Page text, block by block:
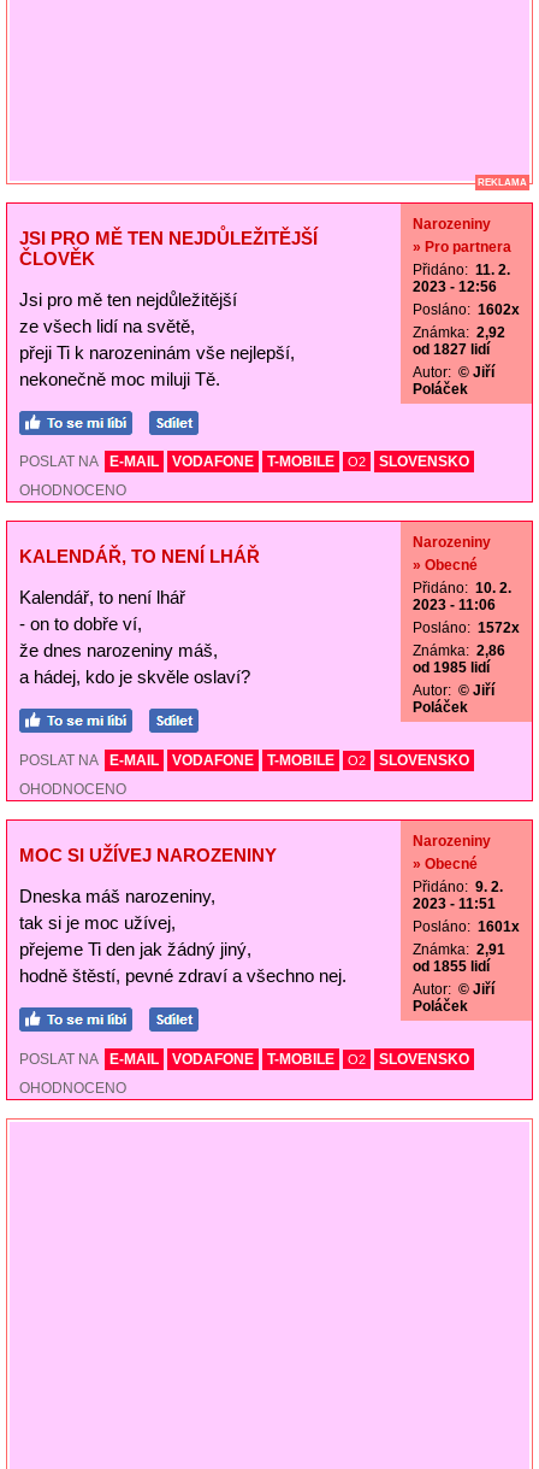
REKLAMA
JSI PRO MĚ TEN NEJDŮLEŽITĚJŠÍ
ČLOVĚK
Jsi pro mě ten nejdůležitější
ze všech lidí na světě,
přeji Ti k narozeninám vše nejlepší,
nekonečně moc miluji Tě.
Narozeniny
» Pro partnera
Přidáno: 11. 2.
2023 - 12:56
Posláno: 1602x
Známka: 2,92
od 1827 lidí
Autor: © Jiří
Poláček
POSLAT NA E-MAIL VODAFONE T-MOBILE O2
SLOVENSKO
OHODNOCENO
KALENDÁŘ, TO NENÍ LHÁŘ
Kalendář, to není lhář
- on to dobře ví,
že dnes narozeniny máš,
a hádej, kdo je skvěle oslaví?
Narozeniny
» Obecné
Přidáno: 10. 2.
2023 - 11:06
Posláno: 1572x
Známka: 2,86
od 1985 lidí
Autor: © Jiří
Poláček
POSLAT NA E-MAIL VODAFONE T-MOBILE O2
SLOVENSKO
OHODNOCENO
MOC SI UŽÍVEJ NAROZENINY
Dneska máš narozeniny,
tak si je moc užívej,
přejeme Ti den jak žádný jiný,
hodně štěstí, pevné zdraví a všechno nej.
Narozeniny
» Obecné
Přidáno: 9. 2.
2023 - 11:51
Posláno: 1601x
Známka: 2,91
od 1855 lidí
Autor: © Jiří
Poláček
POSLAT NA E-MAIL VODAFONE T-MOBILE O2
SLOVENSKO
OHODNOCENO